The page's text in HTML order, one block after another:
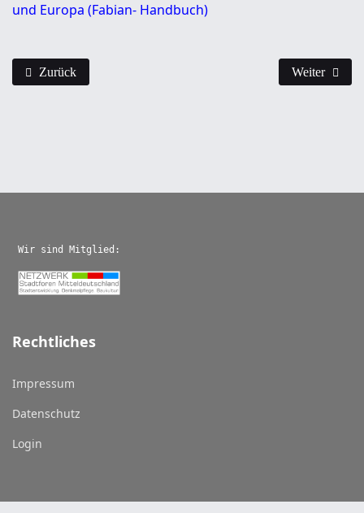
und Europa (Fabian- Handbuch)
Vorheriger Beitrag: Neuer Bestand
Zurück Nächster
Weiter
Wir sind Mitglied:
Rechtliches
Impressum
Datenschutz
Login